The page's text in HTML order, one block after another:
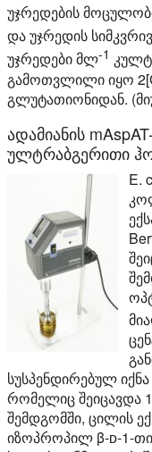
უჯრედების
და უჯრედის
უჯრედები მლ-1
გამოთვლილი იყო
გლუტათიონიდან.
ადამიანის
ულტრაბგერითი
E.
სუსპენდირებულ
რომელიც შეიცავდა
შემდგომში, ცილის
იზოპროპილ β-ᴅ-1-